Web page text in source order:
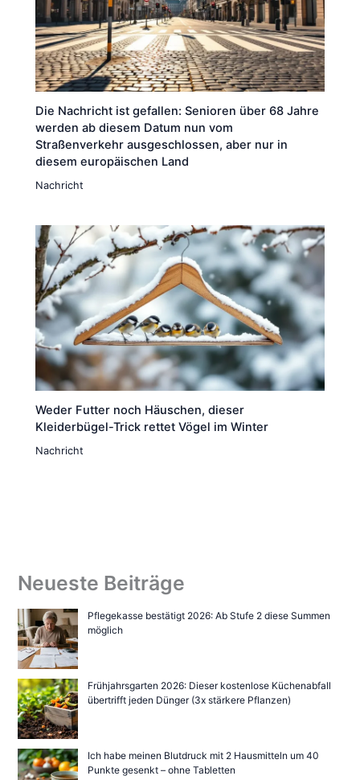
Die Nachricht ist gefallen: Senioren über 68 Jahre
werden ab diesem Datum nun vom
Straßenverkehr ausgeschlossen, aber nur in
diesem europäischen Land
Nachricht
Weder Futter noch Häuschen, dieser
Kleiderbügel-Trick rettet Vögel im Winter
Nachricht
Neueste Beiträge
Pflegekasse bestätigt 2026: Ab Stufe 2 diese Summen
möglich
Frühjahrsgarten 2026: Dieser kostenlose Küchenabfall
übertrifft jeden Dünger (3x stärkere Pflanzen)
Ich habe meinen Blutdruck mit 2 Hausmitteln um 40
Punkte gesenkt – ohne Tabletten